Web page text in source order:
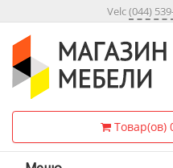
Velc(044)
Товар(ов)